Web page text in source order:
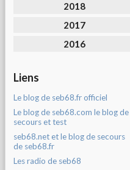
2018
2017
2016
Liens
Le blog de seb68.fr officiel
Le blog de seb68.com le blog de
secours et test
seb68.net et le blog de secours
de seb68.fr
Les radio de seb68